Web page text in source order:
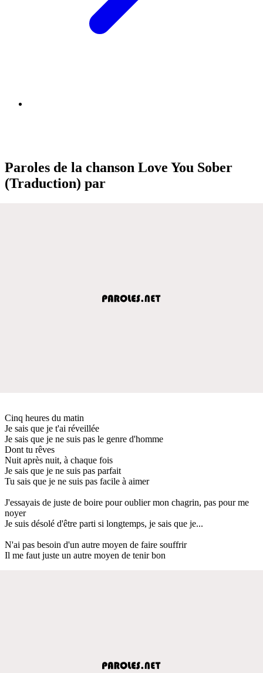
Paroles de la chanson Love You Sober
(Traduction) par
Cinq heures du matin
Je sais que je t'ai réveillée
Je sais que je ne suis pas le genre d'homme
Dont tu rêves
Nuit après nuit, à chaque fois
Je sais que je ne suis pas parfait
Tu sais que je ne suis pas facile à aimer
J'essayais de juste de boire pour oublier mon chagrin, pas pour me
noyer
Je suis désolé d'être parti si longtemps, je sais que je...
N'ai pas besoin d'un autre moyen de faire souffrir
Il me faut juste un autre moyen de tenir bon